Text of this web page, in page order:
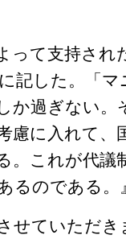
って支持さ
記した。「
か過ぎない。
慮に入れて、
。これが代議
るのである。
せていただ